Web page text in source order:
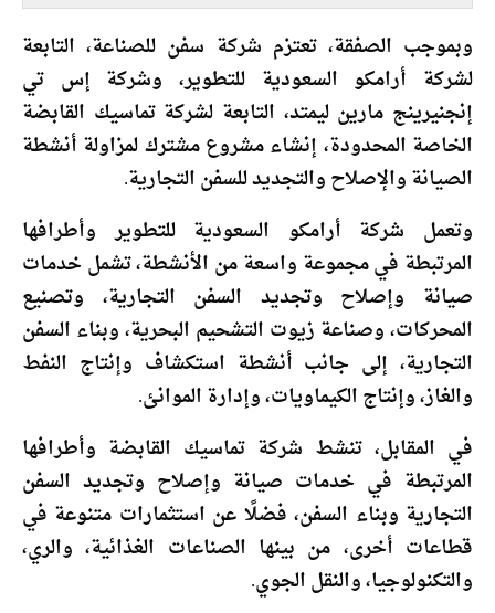
وبموجب الصفقة، تعتزم شركة سفن للصناعة، التابعة
لشركة أرامكو السعودية للتطوير، وشركة إس تي
إنجنيرينج مارين ليمتد، التابعة لشركة تماسيك القابضة
الخاصة المحدودة، إنشاء مشروع مشترك لمزاولة أنشطة
الصيانة والإصلاح والتجديد للسفن التجارية.
وتعمل شركة أرامكو السعودية للتطوير وأطرافها
المرتبطة في مجموعة واسعة من الأنشطة، تشمل خدمات
صيانة وإصلاح وتجديد السفن التجارية، وتصنيع
المحركات، وصناعة زيوت التشحيم البحرية، وبناء السفن
التجارية، إلى جانب أنشطة استكشاف وإنتاج النفط
والغاز، وإنتاج الكيماويات، وإدارة الموانئ.
في المقابل، تنشط شركة تماسيك القابضة وأطرافها
المرتبطة في خدمات صيانة وإصلاح وتجديد السفن
التجارية وبناء السفن، فضلًا عن استثمارات متنوعة في
قطاعات أخرى، من بينها الصناعات الغذائية، والري،
والتكنولوجيا، والنقل الجوي.